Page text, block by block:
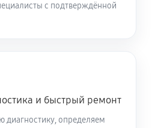
с подтверждённой
и быстрый ремонт
диагностику, определяем